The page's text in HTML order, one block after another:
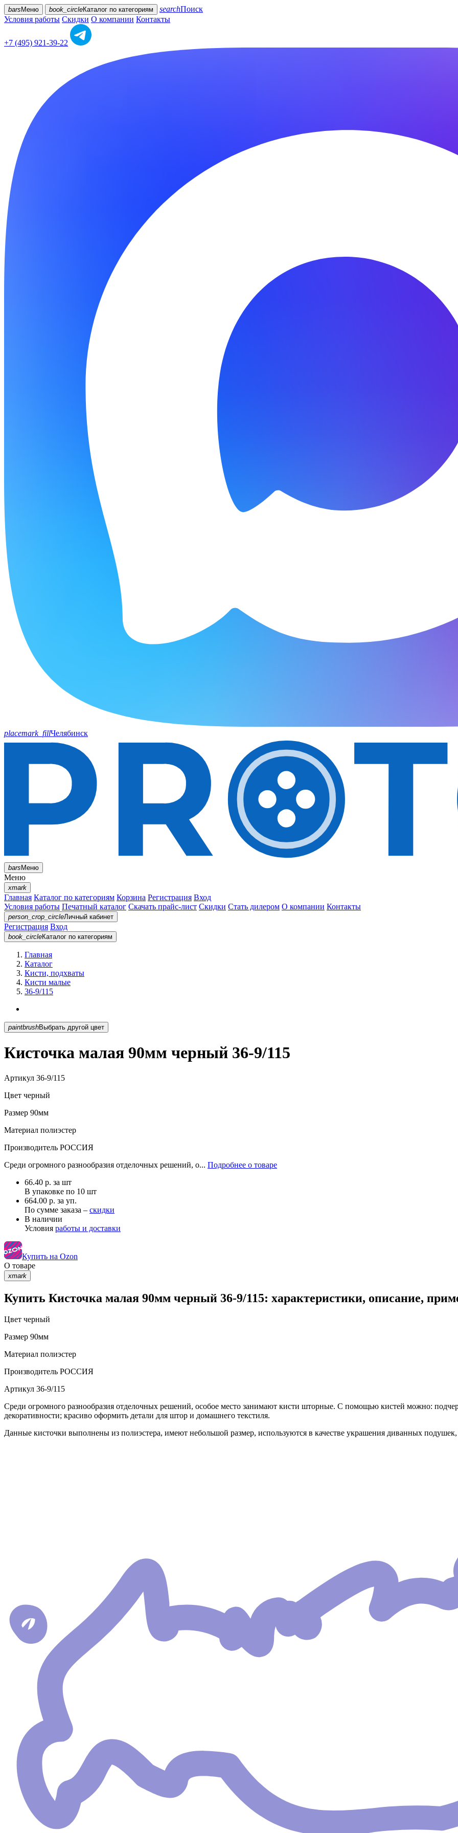
bars Меню book_circleКаталог по категориям searchПоиск
Условия работы Скидки О компании Контакты
+7 (495) 921-39-22
placemark_fillЧелябинск
barsМеню
Меню
xmark
Главная Каталог по категориям Корзина Регистрация Вход
Условия работы Печатный каталог Скачать прайс-лист Скидки Стать дилером О компании Контакты
person_crop_circleЛичный кабинет
Регистрация Вход
book_circleКаталог по категориям
Главная
Каталог
Кисти, подхваты
Кисти малые
36-9/115
paintbrush Выбрать другой цвет
Кисточка малая 90мм черный 36-9/115
Артикул 36-9/115
Цвет черный
Размер 90мм
Материал полиэстер
Производитель РОССИЯ
Среди огромного разнообразия отделочных решений, о... Подробнее о товаре
66.40 р. за шт
В упаковке по 10 шт
664.00 р. за уп.
По сумме заказа – скидки
В наличии
Условия работы и доставки
Купить на Ozon
О товаре
xmark
Купить Кисточка малая 90мм черный 36-9/115: характеристики, описание,
Цвет черный
Размер 90мм
Материал полиэстер
Производитель РОССИЯ
Артикул 36-9/115
Среди огромного разнообразия отделочных решений, особое место занимают кисти шторные. С помощью кистей можно:
декоративности; красиво оформить детали для штор и домашнего текстиля.
Данные кисточки выполнены из полиэстера, имеют небольшой размер, используются в качестве украшения диванных